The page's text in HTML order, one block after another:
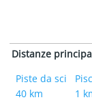
Distanze
Piste da sci
40 km
1